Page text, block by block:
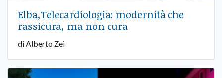
Elba,Telecardiologia: modernità che
rassicura, ma non cura
di Alberto Zei